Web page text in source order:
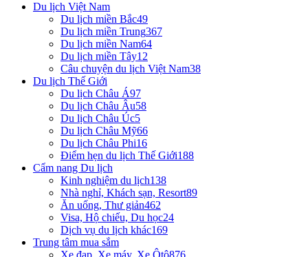
Du lịch Việt Nam
Du lịch miền Bắc49
Du lịch miền Trung367
Du lịch miền Nam64
Du lịch miền Tây12
Câu chuyện du lịch Việt Nam38
Du lịch Thế Giới
Du lịch Châu Á97
Du lịch Châu Âu58
Du lịch Châu Úc5
Du lịch Châu Mỹ66
Du lịch Châu Phi16
Điểm hẹn du lịch Thế Giới188
Cẩm nang Du lịch
Kinh nghiệm du lịch138
Nhà nghỉ, Khách sạn, Resort89
Ăn uống, Thư giản462
Visa, Hộ chiếu, Du học24
Dịch vụ du lịch khác169
Trung tâm mua sắm